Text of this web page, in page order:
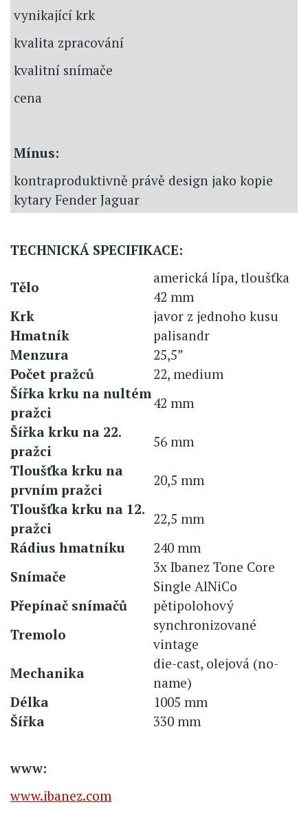
vynikající krk
kvalita zpracování
kvalitní snímače
cena
Mínus:
kontraproduktivně právě design jako kopie
kytary Fender Jaguar
TECHNICKÁ SPECIFIKACE:
Tělo
americká lípa, tloušťka
42 mm
Krk
javor z jednoho kusu
Hmatník
palisandr
Menzura
25,5”
Počet pražců
22, medium
Šířka krku na nultém
pražci
42 mm
Šířka krku na 22.
pražci
56 mm
Tloušťka krku na
prvním pražci
20,5 mm
Tloušťka krku na 12.
pražci
22,5 mm
Rádius hmatníku
240 mm
Snímače
3x Ibanez Tone Core
Single AlNiCo
Přepínač snímačů
pětipolohový
Tremolo
synchronizované
vintage
Mechanika
die-cast, olejová (no-
name)
Délka
1005 mm
Šířka
330 mm
www:
www.ibanez.com